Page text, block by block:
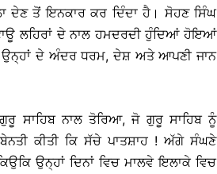
ਦੇਣ ਤੋਂ ਇਨਕਾਰ ਕਰ ਦਿੰਦਾ ਹੈ। ਸੋਹਣ ਸਿੰਘ
ਲਹਿਰਾਂ ਦੇ ਨਾਲ ਹਮਦਰਦੀ ਹੁੰਦਿਆਂ ਹੋਇਆਂ
ਉਨ੍ਹਾਂ ਦੇ ਅੰਦਰ ਧਰਮ, ਦੇਸ਼ ਅਤੇ ਆਪਣੀ ਜਾਨ
ਸਾਹਿਬ ਨਾਲ ਤੋਰਿਆ, ਜੋ ਗੁਰੂ ਸਾਹਿਬ ਨੂੰ
ਕੀਤੀ ਕਿ ਸੱਚੇ ਪਾਤਸ਼ਾਹ ! ਅੱਗੇ ਸੰਘਣੇ
ਉਨ੍ਹਾਂ ਦਿਨਾਂ ਵਿਚ ਮਾਲਵੇ ਇਲਾਕੇ ਵਿਚ